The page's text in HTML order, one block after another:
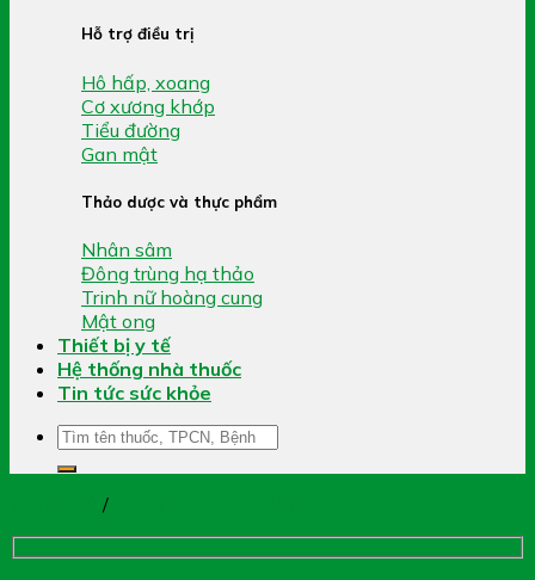
Hỗ trợ điều trị
Hô hấp, xoang
Cơ xương khớp
Tiểu đường
Gan mật
Thảo dược và thực phẩm
Nhân sâm
Đông trùng hạ thảo
Trinh nữ hoàng cung
Mật ong
Thiết bị y tế
Hệ thống nhà thuốc
Tin tức sức khỏe
Tìm
kiếm:
/